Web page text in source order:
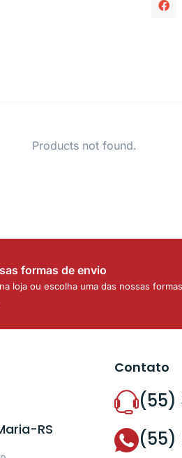
Products not found.
formas de envio
loja ou escolha uma das nossas
RS
Contato
(55)
(55)